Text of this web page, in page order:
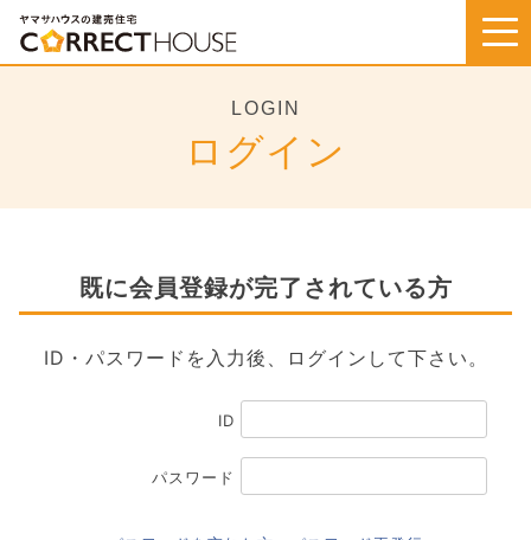
Skip
content
LOGIN
ログイン
既に会員登録が完了されている方
ID・パスワードを入力後、ログインして下さい。
ID
パスワード